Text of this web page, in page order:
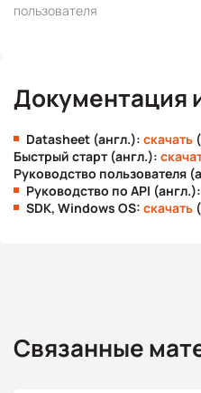
пользователя
Документация
Datasheet (англ.): скачать
Быстрый старт (англ.):
Руководство пользователя
Руководство по API (англ.):
SDK, Windows OS: скачать
Связанные